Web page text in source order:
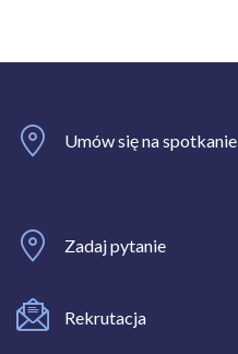
Umów się na spotkanie
Zadaj pytanie
Rekrutacja